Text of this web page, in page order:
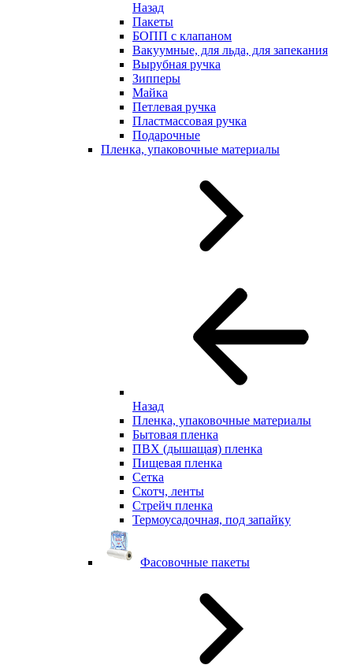
Назад
Пакеты
БОПП с клапаном
Вакуумные, для льда, для запекания
Вырубная ручка
Зипперы
Майка
Петлевая ручка
Пластмассовая ручка
Подарочные
Пленка, упаковочные материалы
Назад
Пленка, упаковочные материалы
Бытовая пленка
ПВХ (дышащая) пленка
Пищевая пленка
Сетка
Скотч, ленты
Стрейч пленка
Термоусадочная, под запайку
Фасовочные пакеты